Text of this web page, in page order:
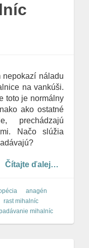
nepokazí náladu
na vankúši.
toto je normálny
ako ostatné
prechádzajú
Načo slúžia
Čítajte ďalej…
anagén
rast mihalníc
mihalníc